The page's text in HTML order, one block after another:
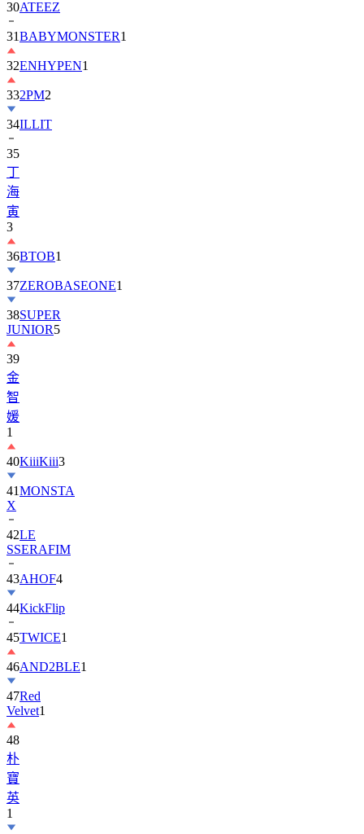
31BABYMONSTER
32ENHYPEN1
332PM2
34ILLIT
35
丁
海
寅
3
36
37ZEROBASEONE
38SUPER
JUNIOR
39
金
智
媛
1
40
41MONSTA
X
42
SSERAFIM
43AHOF4
44KickFlip
45TWICE1
46AND2BLE
47Red
Velvet
48
朴
寶
英
1
49
Ji-